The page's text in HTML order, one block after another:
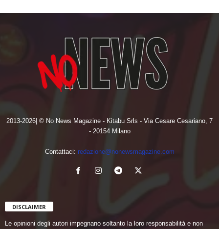
2013-2026| © No News Magazine - Kitabu Srls - Via Cesare Cesariano, 7
- 20154 Milano
Contattaci: redazione@nonewsmagazine.com
DISCLAIMER
Le opinioni degli autori impegnano soltanto la loro responsabilità e non